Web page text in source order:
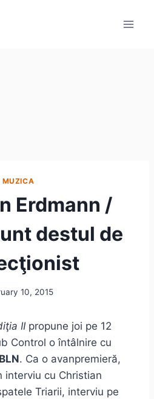
MUZICA
Erdmann /
destul de
10, 2015
IIpropune joi pe 12
Control o întâlnire cu
BLN. Ca o avanpremieră,
interviu cu Christian
Triarii, interviu pe